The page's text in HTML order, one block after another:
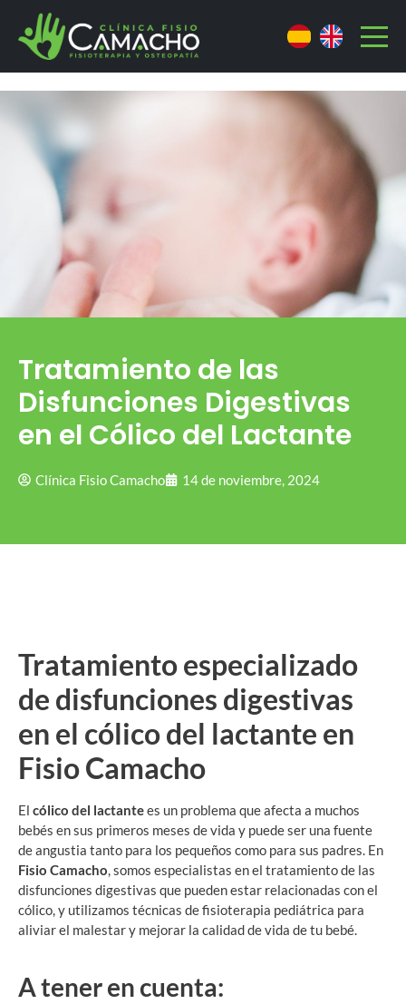
Tratamiento de las
Disfunciones Digestivas
en el Cólico del Lactante
Clínica Fisio Camacho 14 de noviembre, 2024
Tratamiento especializado
de disfunciones digestivas
en el cólico del lactante en
Fisio Camacho
El cólico del lactantees un problema que afecta a muchos
bebés en sus primeros meses de vida y puede ser una fuente
de angustia tanto para los pequeños como para sus padres. En
Fisio Camacho, somos especialistas en el tratamiento de las
disfunciones digestivas que pueden estar relacionadas con el
cólico, y utilizamos técnicas de fisioterapia pediátrica para
aliviar el malestar y mejorar la calidad de vida de tu bebé.
A tener en cuenta: